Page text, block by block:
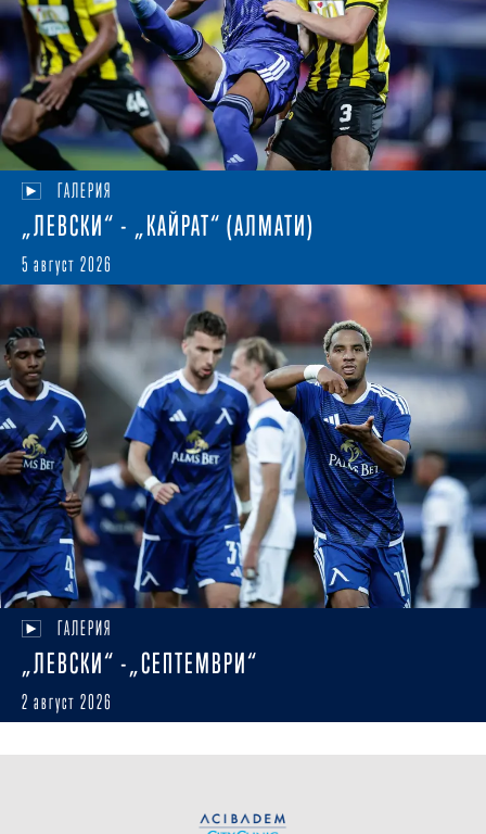
ГАЛЕРИЯ
„ЛЕВСКИ“ - „КАЙРАТ“ (АЛМАТИ)
5 август 2026
ГАЛЕРИЯ
„ЛЕВСКИ“ -„СЕПТЕМВРИ“
2 август 2026